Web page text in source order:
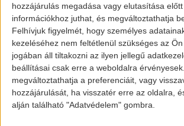
hozzájárulás megadása vagy elutasítása
információkhoz juthat, és megváltoztathatja
Felhívjuk figyelmét, hogy személyes
kezeléséhez nem feltétlenül szükséges az
jogában áll tiltakozni az ilyen jellegű
beállításai csak erre a weboldalra
megváltoztathatja a preferenciáit, vagy
hozzájárulását, ha visszatér erre az oldalra,
alján található "Adatvédelem" gombra.
technikai adatait olvasva
állunk nekünk is.
Érdekesség, hogy ez az autó
egy Tesla alapautónak is, hiszen
kísértetiesen hajaz a kaliforniai
első autójára, az első Roadsterre.